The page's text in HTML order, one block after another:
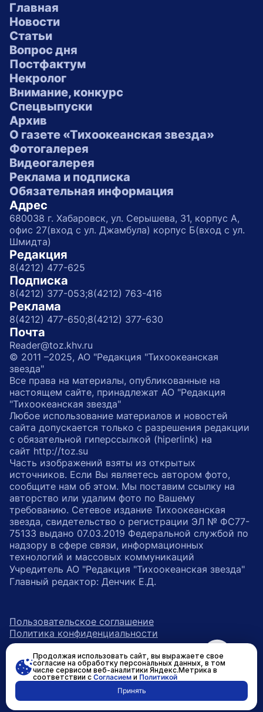
Главная
Новости
Статьи
Вопрос дня
Постфактум
Некролог
Внимание, конкурс
Спецвыпуски
Архив
О газете «Тихоокеанская звезда»
Фотогалерея
Видеогалерея
Реклама и подписка
Обязательная информация
Адрес
680038 г. Хабаровск, ул. Серышева, 31, корпус А,
офис 27(вход с ул. Джамбула) корпус Б(вход с ул.
Шмидта)
Редакция
8(4212) 477-625
Подписка
8(4212) 377-053;8(4212) 763-416
Реклама
8(4212) 477-650;8(4212) 377-630
Почта
Reader@toz.khv.ru
© 2011 –2025, АО "Редакция "Тихоокеанская
звезда"
Все права на материалы, опубликованные на
настоящем сайте, принадлежат АО "Редакция
"Тихоокеанская звезда"
Любое использование материалов и новостей
сайта допускается только с разрешения редакции
с обязательной гиперссылкой (hiperlink) на
сайт http://toz.su
Часть изображений взяты из открытых
источников. Если Вы являетесь автором фото,
сообщите нам об этом. Мы поставим ссылку на
авторство или удалим фото по Вашему
требованию. Сетевое издание Тихоокеанская
звезда, свидетельство о регистрации ЭЛ № ФС77-
75133 выдано 07.03.2019 Федеральной службой по
надзору в сфере связи, информационных
технологий и массовых коммуникаций
Учредитель АО "Редакция "Тихоокеанская звезда"
Главный редактор: Денчик Е.Д.
Пользовательское соглашение
Политика конфиденциальности
ссылка на главную
возрастное ограничение 16+
ссылка на страницу в Вконтакте
ссылка на страницу в
ссылка на канал в
Разработано в
Продолжая использовать сайт, вы выражаете свое
согласие на обработку персональных данных, в том
числе сервисом веб-аналитики Яндекс.Метрика в
соответствии с Согласиеми Политикой
Принять